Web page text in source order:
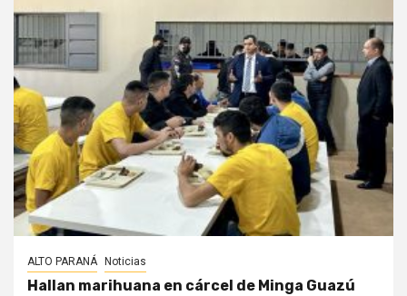
ALTO PARANÁ Noticias
Hallan marihuana en cárcel de Minga Guazú